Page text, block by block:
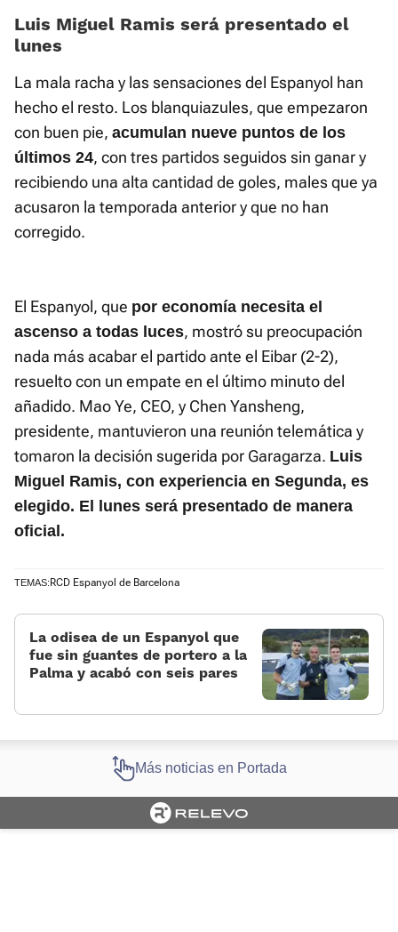
Luis Miguel Ramis será presentado el
lunes
La mala racha y las sensaciones del Espanyol han
hecho el resto. Los blanquiazules, que empezaron
con buen pie, acumulan nueve puntos de los
últimos 24, con tres partidos seguidos sin ganar y
recibiendo una alta cantidad de goles, males que ya
acusaron la temporada anterior y que no han
corregido.
El Espanyol, que por economía necesita el
ascenso a todas luces, mostró su preocupación
nada más acabar el partido ante el Eibar (2-2),
resuelto con un empate en el último minuto del
añadido. Mao Ye, CEO, y Chen Yansheng,
presidente, mantuvieron una reunión telemática y
tomaron la decisión sugerida por Garagarza. Luis
Miguel Ramis, con experiencia en Segunda, es
elegido. El lunes será presentado de manera
oficial.
TEMAS: RCD Espanyol de Barcelona
La odisea de un Espanyol que
fue sin guantes de portero a la
Palma y acabó con seis pares
Más noticias en Portada